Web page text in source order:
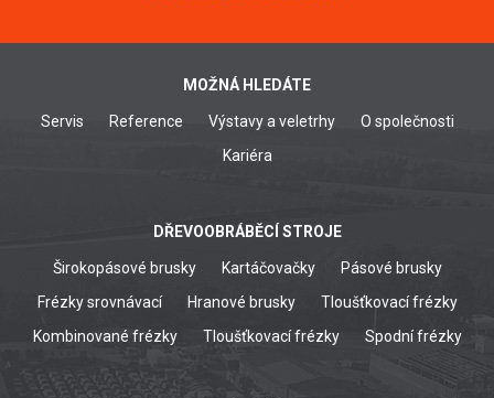
MOŽNÁ HLEDÁTE
Servis Reference Výstavy a veletrhy
O společnosti
Kariéra
DŘEVOOBRÁBĚCÍ STROJE
Širokopásové brusky Kartáčovačky
Pásové brusky
Frézky srovnávací
Hranové brusky
Tloušťkovací frézky
Kombinované frézky
Tloušťkovací frézky Spodní frézky